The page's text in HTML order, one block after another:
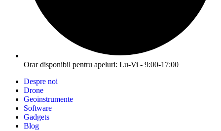
Orar disponibil pentru apeluri: Lu-Vi - 9:00-17:00
Despre noi
Drone
Geoinstrumente
Software
Gadgets
Blog